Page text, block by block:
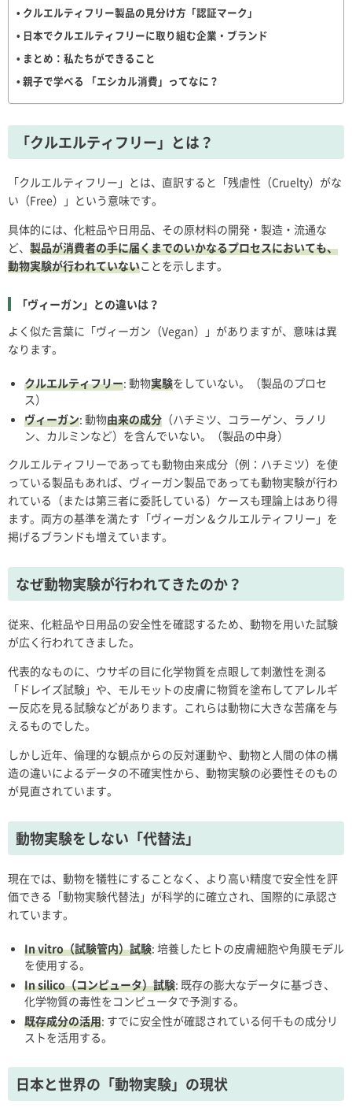
クルエルティフリー製品の見分け方「認証マーク」
日本でクルエルティフリーに取り組む企業・ブランド
まとめ：私たちができること
親子で学べる 「エシカル消費」ってなに？
「クルエルティフリー」とは？
「クルエルティフリー」とは、直訳すると「残虐性（Cruelty）がな
い（Free）」という意味です。
具体的には、化粧品や日用品、その原材料の開発・製造・流通な
ど、 製品が消費者の手に届くまでのいかなるプロセスにおいても、
動物実験が行われていないことを示します。
「ヴィーガン」との違いは？
よく似た言葉に「ヴィーガン（Vegan）」がありますが、意味は異
なります。
クルエルティフリー: 動物実験をしていない。（製品のプロセ
ス）
ヴィーガン: 動物由来の成分 （ハチミツ、コラーゲン、ラノリ
ン、カルミンなど）を含んでいない。（製品の中身）
クルエルティフリーであっても動物由来成分（例：ハチミツ）を使
っている製品もあれば、ヴィーガン製品であっても動物実験が行わ
れている（または第三者に委託している）ケースも理論上はあり得
ます。両方の基準を満たす「ヴィーガン＆クルエルティフリー」を
掲げるブランドも増えています。
なぜ動物実験が行われてきたのか？
従来、化粧品や日用品の安全性を確認するため、動物を用いた試験
が広く行われてきました。
代表的なものに、ウサギの目に化学物質を点眼して刺激性を測る
「ドレイズ試験」や、モルモットの皮膚に物質を塗布してアレルギ
ー反応を見る試験などがあります。これらは動物に大きな苦痛を与
えるものでした。
しかし近年、倫理的な観点からの反対運動や、動物と人間の体の構
造の違いによるデータの不確実性から、動物実験の必要性そのもの
が見直されています。
動物実験をしない「代替法」
現在では、動物を犠牲にすることなく、より高い精度で安全性を評
価できる「動物実験代替法」が科学的に確立され、国際的に承認さ
れています。
In vitro（試験管内）試験: 培養したヒトの皮膚細胞や角膜モデル
を使用する。
In silico（コンピュータ）試験: 既存の膨大なデータに基づき、
化学物質の毒性をコンピュータで予測する。
既存成分の活用: すでに安全性が確認されている何千もの成分リ
ストを活用する。
日本と世界の「動物実験」の現状